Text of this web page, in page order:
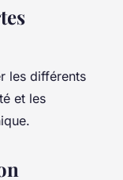
les différents
et les